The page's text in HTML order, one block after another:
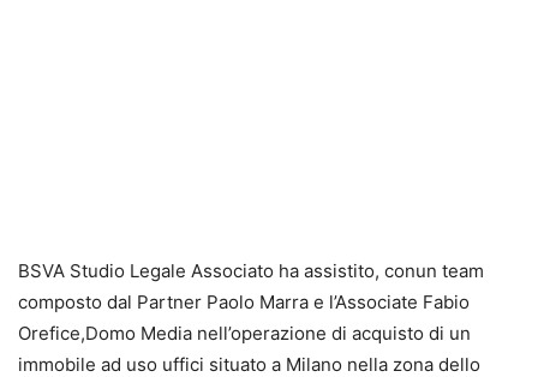
BSVA Studio Legale Associato ha assistito, conun team
composto dal Partner Paolo Marra e l’Associate Fabio
Orefice,Domo Media nell’operazione di acquisto di un
immobile ad uso uffici situato a Milano nella zona dello